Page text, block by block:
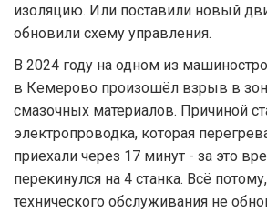
изоляцию. Или поставили новый
обновили схему управления.
В 2024 году на одном из
в Кемерово произошёл взрыв в
смазочных материалов. Причиной
электропроводка, которая
приехали через 17 минут - за это
перекинулся на 4 станка. Всё
технического обслуживания не